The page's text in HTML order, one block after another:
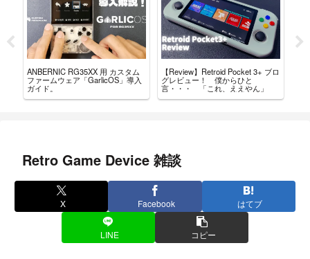
ANBERNIC RG35XX 用 カスタム
ファームウェア「GarlicOS」導入
ガイド。
【Review】Retroid Pocket 3+ ブロ
グレビュー！ 僕からひと
言・・・ 「これ、ええやん」
Retro Game Device 雑談
X Facebook はてブ
LINE コピー